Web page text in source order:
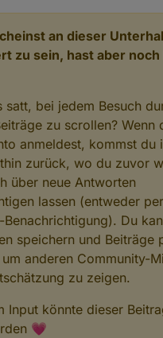
an dieser
zu sein, hast aber noch
satt, bei jedem Besuch
zu scrollen? Wenn
anmeldest, kommst du
zurück, wo du zuvor
über neue Antworten
lassen (entweder
Benachrichtigung). Du
speichern und Beiträge
anderen Community-
zu zeigen.
Input könnte dieser
💗